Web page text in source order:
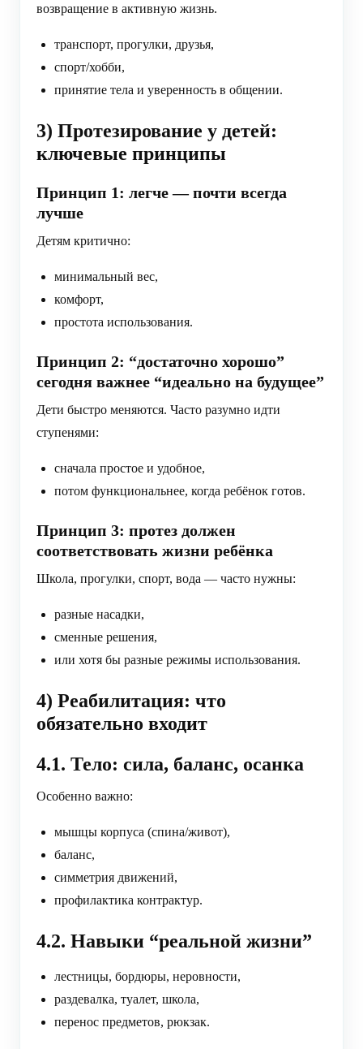
возвращение в активную жизнь.
транспорт, прогулки, друзья,
спорт/хобби,
принятие тела и уверенность в общении.
3) Протезирование у детей:
ключевые принципы
Принцип 1: легче — почти всегда
лучше
Детям критично:
минимальный вес,
комфорт,
простота использования.
Принцип 2: “достаточно хорошо”
сегодня важнее “идеально на будущее”
Дети быстро меняются. Часто разумно идти
ступенями:
сначала простое и удобное,
потом функциональнее, когда ребёнок готов.
Принцип 3: протез должен
соответствовать жизни ребёнка
Школа, прогулки, спорт, вода — часто нужны:
разные насадки,
сменные решения,
или хотя бы разные режимы использования.
4) Реабилитация: что
обязательно входит
4.1. Тело: сила, баланс, осанка
Особенно важно:
мышцы корпуса (спина/живот),
баланс,
симметрия движений,
профилактика контрактур.
4.2. Навыки “реальной жизни”
лестницы, бордюры, неровности,
раздевалка, туалет, школа,
перенос предметов, рюкзак.